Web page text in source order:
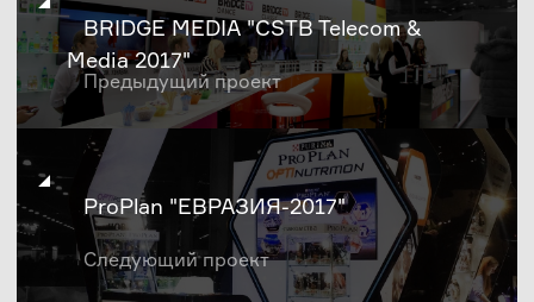
BRIDGE MEDIA "CSTB Telecom &
Media 2017"
Предыдущий проект
ProPlan "ЕВРАЗИЯ-2017"
Следующий проект